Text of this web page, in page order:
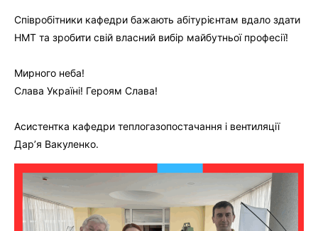
Співробітники кафедри бажають абітурієнтам вдало здати
НМТ та зробити свій власний вибір майбутньої професії!
Мирного неба!
Слава Україні! Героям Слава!
Асистентка кафедри теплогазопостачання і вентиляції
Дар’я Вакуленко.